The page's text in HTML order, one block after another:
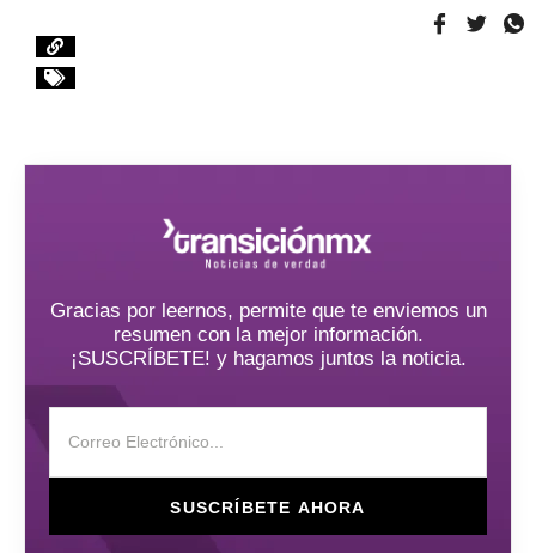
Gracias por leernos, permite que te enviemos un
resumen con la mejor información.
¡SUSCRÍBETE! y hagamos juntos la noticia.
SUSCRÍBETE AHORA